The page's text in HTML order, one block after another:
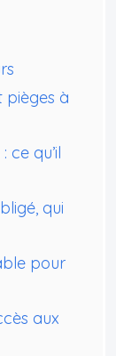
à
ce qu’il
qui
pour
aux